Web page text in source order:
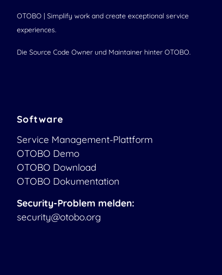
OTOBO | Simplify work and create exceptional service
experiences.
Die Source Code Owner und Maintainer hinter OTOBO.
Software
Service Management-Plattform
OTOBO Demo
OTOBO Download
OTOBO Dokumentation
Security-Problem melden:
security@otobo.org